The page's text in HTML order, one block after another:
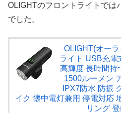
OLIGHTのフロントライトでは
でした。
OLIGHT(オー
ライト USB充電
高輝度 長時間持
1500ルーメン
IPX7防水 防振
イク 懐中電灯兼用 停電対応
リング